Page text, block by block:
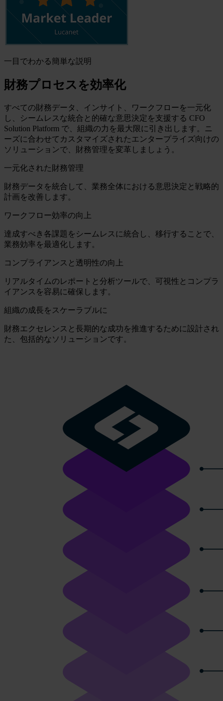
一目でわかる簡単な説明
財務プロセスを効率化
すべての財務データ、インサイト、ワークフローを一元化
し、シームレスな統合と的確な意思決定を支援する CFO
Solution Platform で、組織の力を最大限に引き出します。ニ
ーズに合わせてカスタマイズされたエンタープライズ向けの
ソリューションで、財務管理を変革しましょう。
一元化された財務管理
財務データを統合して、業務全体における意思決定と戦略的
計画を改善します。
ワークフロー効率の向上
達成すべき各課題をシームレスに統合し、移行することで、
業務効率を最適化します。
コンプライアンスと透明性の向上
リアルタイムのレポートと分析ツールで、可視性とコンプラ
イアンスを容易に確保します。
組織の成長をスケーラブルに
財務エクセレンスと長期的な成功を推進するために設計され
た、包括的なソリューションです。